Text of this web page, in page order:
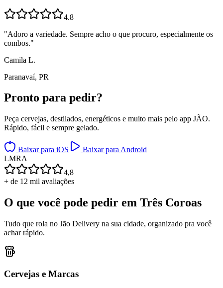
4.8
"Adoro a variedade. Sempre acho o que procuro, especialmente os
combos."
Camila L.
Paranavaí, PR
Pronto para pedir?
Peça cervejas, destilados, energéticos e muito mais pelo app JÃO.
Rápido, fácil e sempre gelado.
Baixar para iOS
Baixar para Android
LMRA
4,8
+ de 12 mil avaliações
O que você pode pedir em Três Coroas
Tudo que rola no Jão Delivery na sua cidade, organizado pra você
achar rápido.
Cervejas e Marcas